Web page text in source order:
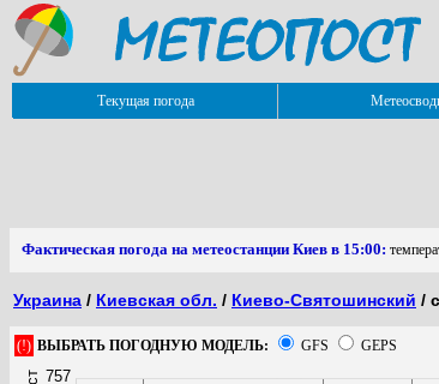
Текущая погода
Фактическая погода на метеостанции Киев в 15:00:
Украина / Киевская обл. / Киево-Святошинский /
(!) ВЫБРАТЬ ПОГОДНУЮ МОДЕЛЬ: GFS GEPS